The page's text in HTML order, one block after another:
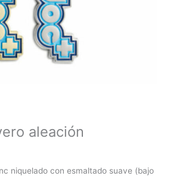
aleación
niquelado con esmaltado suave (bajo